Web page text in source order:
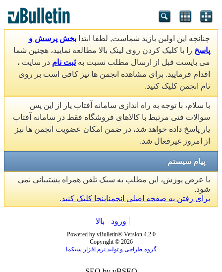
چنانچه این اولین بازید شماست, لطفا ابتدا بخش پرسش و
پاسخ را با کلیک کردن روی لینک بالا مطالعه نمایید، هچنین شما
می بایست قبل از ارسال مطلب نسبت بهثبت نام در سایت ،
اقدام فرمایید. برای مشاهده انجمن ها نیز کافی است بر روی
نام انجمن کلیک کنید.
با سلام، با توجه به راه اندازی سامانه آفتاب یار از این پس
سوالات فنی مرتبط با کالاهای فروشگاه فقط در سامانه آفتاب
یار پاسخ داده خواهد شد، در ضمن امکان عضویت انجمن ها نیز
از امروز غیرفعال شد.
پیام سیستم
با عرض پوزش، این مطلب به سبک تلفن همراه پشتیبانی نمی
شود.
برای رفتن به صفحه اصلی انجمناینجا کلیک کنید.
ورود بالا
Powered by vBulletin® Version 4.2.0
Copyright © 2026
گروه طراحی و تولید نرم افزار سیکما